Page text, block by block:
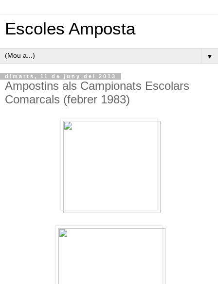
Escoles Amposta
▼
dimarts, 11 de juny del 2013
Ampostins als Campionats Escolars
Comarcals (febrer 1983)